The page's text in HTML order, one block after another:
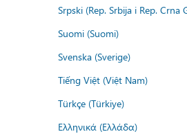
Srpski (Rep. Srbija i Rep. Crna
Suomi (Suomi)
Svenska (Sverige)
Tiếng Việt (Việt Nam)
Türkçe (Türkiye)
Ελληνικά (Ελλάδα)